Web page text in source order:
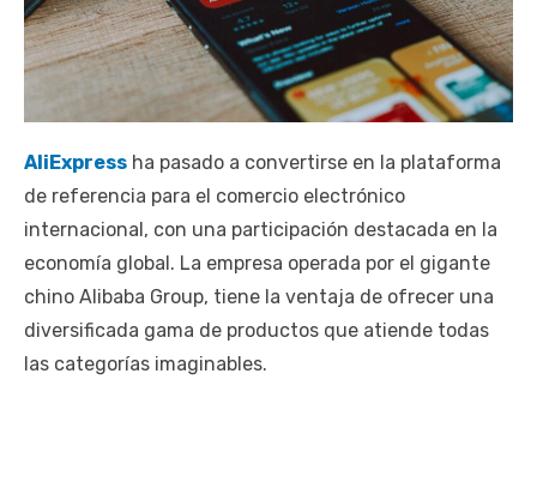
AliExpress ha pasado a convertirse en la plataforma
de referencia para el comercio electrónico
internacional, con una participación destacada en la
economía global. La empresa operada por el gigante
chino Alibaba Group, tiene la ventaja de ofrecer una
diversificada gama de productos que atiende todas
las categorías imaginables.